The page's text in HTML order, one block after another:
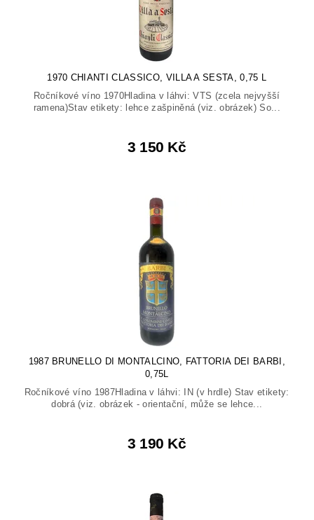
1970 CHIANTI CLASSICO, VILLA A SESTA, 0,75 L
Ročníkové víno 1970Hladina v láhvi: VTS (zcela nejvyšší
ramena)Stav etikety: lehce zašpiněná (viz. obrázek) So...
3 150 Kč
1987 BRUNELLO DI MONTALCINO, FATTORIA DEI BARBI,
0,75L
Ročníkové víno 1987Hladina v láhvi: IN (v hrdle) Stav etikety:
dobrá (viz. obrázek - orientační, může se lehce...
3 190 Kč